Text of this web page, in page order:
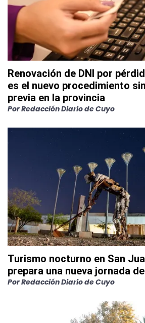
Renovación de DNI por
es el nuevo procedimiento
previa en la provincia
PorRedacción Diario de Cuyo
Turismo nocturno en San
prepara una nueva jornada
PorRedacción Diario de Cuyo